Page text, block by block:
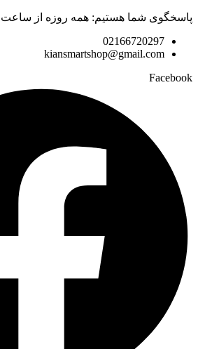
پاسخگوی شما هستیم: همه روزه از ساعت 9:30 تا 19:00
02166720297
kiansmartshop@gmail.com
Facebook